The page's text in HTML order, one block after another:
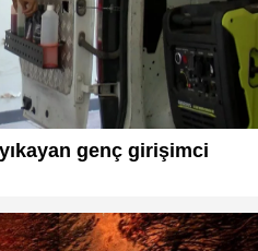
genç girişimci